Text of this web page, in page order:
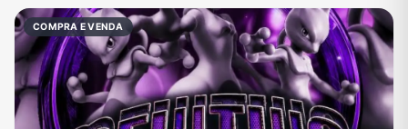
COMPRA E VENDA